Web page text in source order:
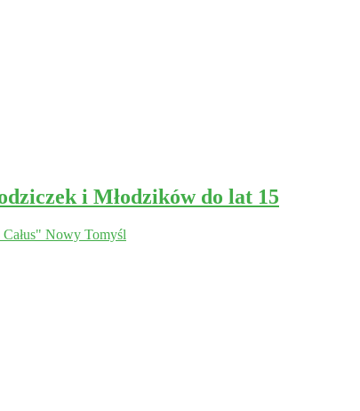
i Młodzików do lat 15
Nowy Tomyśl